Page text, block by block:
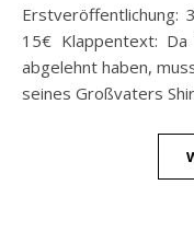
Erstveröffentlichung:
15€ Klappentext:
abgelehnt haben,
seines Großvaters